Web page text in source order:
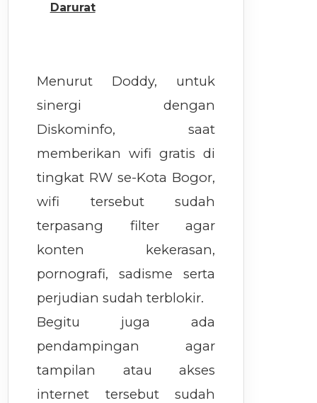
Darurat
Menurut Doddy, untuk
sinergi dengan
Diskominfo, saat
memberikan wifi gratis di
tingkat RW se-Kota Bogor,
wifi tersebut sudah
terpasang filter agar
konten kekerasan,
pornografi, sadisme serta
perjudian sudah terblokir.
Begitu juga ada
pendampingan agar
tampilan atau akses
internet tersebut sudah